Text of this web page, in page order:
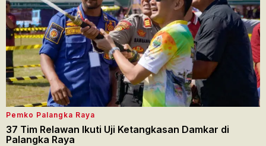
Pemko Palangka Raya
37 Tim Relawan Ikuti Uji Ketangkasan Damkar di
Palangka Raya